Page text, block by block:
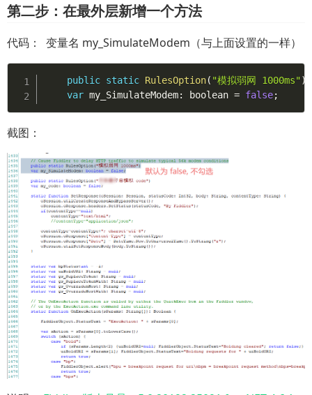
第二步：在最外层新增一个方法
代码： 变量名 my_SimulateModem（与上面设置的一样）
public static RulesOption( "模拟弱网 1000ms")
var my_SimulateModem: boolean = false;
截图：